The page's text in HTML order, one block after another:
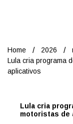
Home 2026
Lula cria programa
aplicativos
Lula cria
motoristas de